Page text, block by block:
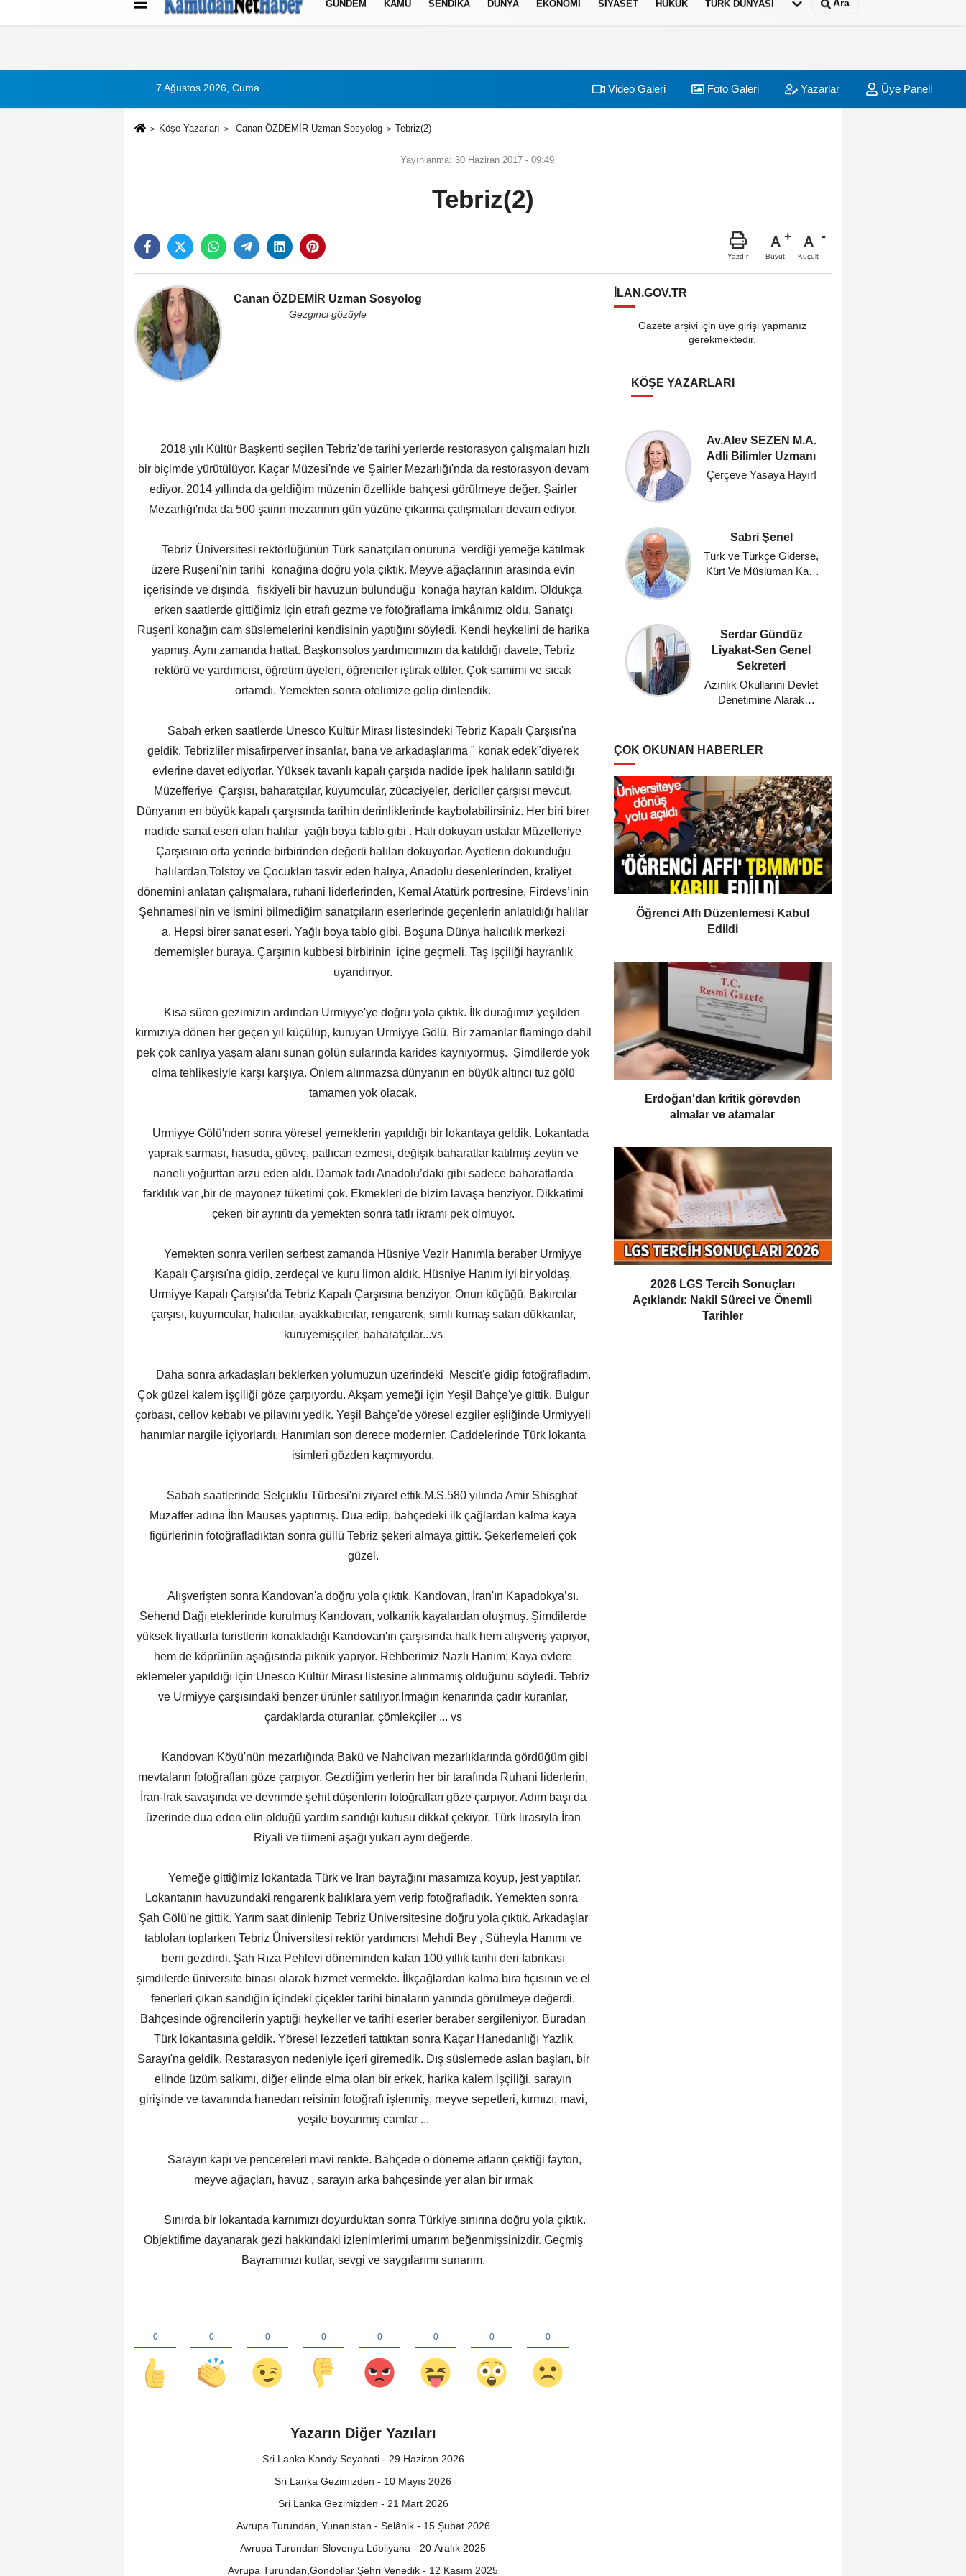
Künye İletişim Çerez Politikası
GÜNDEM KAMU SENDİKA DÜNYA EKONOMİ SİYASET HUKUK TÜRK DÜNYASI Ara
7 Ağustos 2026, Cuma Video Galeri Foto Galeri Yazarlar Üye Paneli
Köşe Yazarları Canan ÖZDEMİR Uzman Sosyolog Tebriz(2)
Yayınlanma: 30 Haziran 2017 - 09:49
Tebriz(2)
Yazdır
A
Büyüt
A
Küçült
Canan ÖZDEMİR Uzman Sosyolog
Gezginci gözüyle
2018 yılı Kültür Başkenti seçilen Tebriz'de tarihi yerlerde restorasyon çalışmaları hızlı
bir biçimde yürütülüyor. Kaçar Müzesi'nde ve Şairler Mezarlığı'nda da restorasyon devam
ediyor. 2014 yıllında da geldiğim müzenin özellikle bahçesi görülmeye değer. Şairler
Mezarlığı'nda da 500 şairin mezarının gün yüzüne çıkarma çalışmaları devam ediyor.
Tebriz Üniversitesi rektörlüğünün Türk sanatçıları onuruna verdiği yemeğe katılmak
üzere Ruşeni'nin tarihi konağına doğru yola çıktık. Meyve ağaçlarının arasında evin
içerisinde ve dışında fıskiyeli bir havuzun bulunduğu konağa hayran kaldım. Oldukça
erken saatlerde gittiğimiz için etrafı gezme ve fotoğraflama imkânımız oldu. Sanatçı
Ruşeni konağın cam süslemelerini kendisinin yaptığını söyledi. Kendi heykelini de harika
yapmış. Aynı zamanda hattat. Başkonsolos yardımcımızın da katıldığı davete, Tebriz
rektörü ve yardımcısı, öğretim üyeleri, öğrenciler iştirak ettiler. Çok samimi ve sıcak
ortamdı. Yemekten sonra otelimize gelip dinlendik.
Sabah erken saatlerde Unesco Kültür Mirası listesindeki Tebriz Kapalı Çarşısı'na
geldik. Tebrizliler misafirperver insanlar, bana ve arkadaşlarıma " konak edek"diyerek
evlerine davet ediyorlar. Yüksek tavanlı kapalı çarşıda nadide ipek halıların satıldığı
Müzefferiye Çarşısı, baharatçılar, kuyumcular, zücaciyeler, dericiler çarşısı mevcut.
Dünyanın en büyük kapalı çarşısında tarihin derinliklerinde kaybolabilirsiniz. Her biri birer
nadide sanat eseri olan halılar yağlı boya tablo gibi . Halı dokuyan ustalar Müzefferiye
Çarşısının orta yerinde birbirinden değerli halıları dokuyorlar. Ayetlerin dokunduğu
halılardan,Tolstoy ve Çocukları tasvir eden halıya, Anadolu desenlerinden, kraliyet
dönemini anlatan çalışmalara, ruhani liderlerinden, Kemal Atatürk portresine, Firdevs’inin
Şehnamesi'nin ve ismini bilmediğim sanatçıların eserlerinde geçenlerin anlatıldığı halılar
a. Hepsi birer sanat eseri. Yağlı boya tablo gibi. Boşuna Dünya halıcılık merkezi
dememişler buraya. Çarşının kubbesi birbirinin içine geçmeli. Taş işçiliği hayranlık
uyandırıyor.
Kısa süren gezimizin ardından Urmiyye'ye doğru yola çıktık. İlk durağımız yeşilden
kırmızıya dönen her geçen yıl küçülüp, kuruyan Urmiyye Gölü. Bir zamanlar flamingo dahil
pek çok canlıya yaşam alanı sunan gölün sularında karides kaynıyormuş. Şimdilerde yok
olma tehlikesiyle karşı karşıya. Önlem alınmazsa dünyanın en büyük altıncı tuz gölü
tamamen yok olacak.
Urmiyye Gölü'nden sonra yöresel yemeklerin yapıldığı bir lokantaya geldik. Lokantada
yaprak sarması, hasuda, güveç, patlıcan ezmesi, değişik baharatlar katılmış zeytin ve
naneli yoğurttan arzu eden aldı. Damak tadı Anadolu’daki gibi sadece baharatlarda
farklılık var ,bir de mayonez tüketimi çok. Ekmekleri de bizim lavaşa benziyor. Dikkatimi
çeken bir ayrıntı da yemekten sonra tatlı ikramı pek olmuyor.
Yemekten sonra verilen serbest zamanda Hüsniye Vezir Hanımla beraber Urmiyye
Kapalı Çarşısı'na gidip, zerdeçal ve kuru limon aldık. Hüsniye Hanım iyi bir yoldaş.
Urmiyye Kapalı Çarşısı'da Tebriz Kapalı Çarşısına benziyor. Onun küçüğü. Bakırcılar
çarşısı, kuyumcular, halıcılar, ayakkabıcılar, rengarenk, simli kumaş satan dükkanlar,
kuruyemişçiler, baharatçılar...vs
Daha sonra arkadaşları beklerken yolumuzun üzerindeki Mescit'e gidip fotoğrafladım.
Çok güzel kalem işçiliği göze çarpıyordu. Akşam yemeği için Yeşil Bahçe'ye gittik. Bulgur
çorbası, cellov kebabı ve pilavını yedik. Yeşil Bahçe'de yöresel ezgiler eşliğinde Urmiyyeli
hanımlar nargile içiyorlardı. Hanımları son derece modernler. Caddelerinde Türk lokanta
isimleri gözden kaçmıyordu.
Sabah saatlerinde Selçuklu Türbesi'ni ziyaret ettik.M.S.580 yılında Amir Shisghat
Muzaffer adına İbn Mauses yaptırmış. Dua edip, bahçedeki ilk çağlardan kalma kaya
figürlerinin fotoğrafladıktan sonra güllü Tebriz şekeri almaya gittik. Şekerlemeleri çok
güzel.
Alışverişten sonra Kandovan'a doğru yola çıktık. Kandovan, İran'ın Kapadokya’sı.
Sehend Dağı eteklerinde kurulmuş Kandovan, volkanik kayalardan oluşmuş. Şimdilerde
yüksek fiyatlarla turistlerin konakladığı Kandovan'ın çarşısında halk hem alışveriş yapıyor,
hem de köprünün aşağısında piknik yapıyor. Rehberimiz Nazlı Hanım; Kaya evlere
eklemeler yapıldığı için Unesco Kültür Mirası listesine alınmamış olduğunu söyledi. Tebriz
ve Urmiyye çarşısındaki benzer ürünler satılıyor.Irmağın kenarında çadır kuranlar,
çardaklarda oturanlar, çömlekçiler ... vs
Kandovan Köyü'nün mezarlığında Bakü ve Nahcivan mezarlıklarında gördüğüm gibi
mevtaların fotoğrafları göze çarpıyor. Gezdiğim yerlerin her bir tarafında Ruhani liderlerin,
İran-Irak savaşında ve devrimde şehit düşenlerin fotoğrafları göze çarpıyor. Adım başı da
üzerinde dua eden elin olduğü yardım sandığı kutusu dikkat çekiyor. Türk lirasıyla İran
Riyali ve tümeni aşağı yukarı aynı değerde.
Yemeğe gittiğimiz lokantada Türk ve Iran bayrağını masamıza koyup, jest yaptılar.
Lokantanın havuzundaki rengarenk balıklara yem verip fotoğrafladık. Yemekten sonra
Şah Gölü'ne gittik. Yarım saat dinlenip Tebriz Üniversitesine doğru yola çıktık. Arkadaşlar
tabloları toplarken Tebriz Üniversitesi rektör yardımcısı Mehdi Bey , Süheyla Hanımı ve
beni gezdirdi. Şah Rıza Pehlevi döneminden kalan 100 yıllık tarihi deri fabrikası
şimdilerde üniversite binası olarak hizmet vermekte. İlkçağlardan kalma bira fıçısının ve el
fenerleri çıkan sandığın içindeki çiçekler tarihi binaların yanında görülmeye değerdi.
Bahçesinde öğrencilerin yaptığı heykeller ve tarihi eserler beraber sergileniyor. Buradan
Türk lokantasına geldik. Yöresel lezzetleri tattıktan sonra Kaçar Hanedanlığı Yazlık
Sarayı'na geldik. Restarasyon nedeniyle içeri giremedik. Dış süslemede aslan başları, bir
elinde üzüm salkımı, diğer elinde elma olan bir erkek, harika kalem işçiliği, sarayın
girişinde ve tavanında hanedan reisinin fotoğrafı işlenmiş, meyve sepetleri, kırmızı, mavi,
yeşile boyanmış camlar ...
Sarayın kapı ve pencereleri mavi renkte. Bahçede o döneme atların çektiği fayton,
meyve ağaçları, havuz , sarayın arka bahçesinde yer alan bir ırmak
Sınırda bir lokantada karnımızı doyurduktan sonra Türkiye sınırına doğru yola çıktık.
Objektifime dayanarak gezi hakkındaki izlenimlerimi umarım beğenmişsinizdir. Geçmiş
Bayramınızı kutlar, sevgi ve saygılarımı sunarım.
Yazarın Diğer Yazıları
Sri Lanka Kandy Seyahati - 29 Haziran 2026
Sri Lanka Gezimizden - 10 Mayıs 2026
Sri Lanka Gezimizden - 21 Mart 2026
Avrupa Turundan, Yunanistan - Selânik - 15 Şubat 2026
Avrupa Turundan Slovenya Lübliyana - 20 Aralık 2025
Avrupa Turundan,Gondollar Şehri Venedik - 12 Kasım 2025
ILAN.GOV.TR
Gazete arşivi için üye girişi yapmanız
gerekmektedir.
KÖŞE YAZARLARI
Kutlu Rüyalar Görmeliyiz
Destanlar Burcundayım!
Şevket Sezer
Türklerde Hayvan
Sevgisi Ve Mancacılık
Av.Alev SEZEN M.A.
Adli Bilimler Uzmanı
Çerçeve Yasaya Hayır!
Sabri Şenel
Türk ve Türkçe Giderse,
Kürt Ve Müslüman Kalır
Serdar Gündüz
Liyakat-Sen Genel
Sekreteri
Azınlık Okullarını Devlet
Denetimine Alarak
Mustafa Kemal Atatürk'e
ÇOK OKUNAN HABERLER
Öğrenci Affı Düzenlemesi Kabul
Edildi
Erdoğan'dan kritik görevden
almalar ve atamalar
2026 LGS Tercih Sonuçları
Açıklandı: Nakil Süreci ve Önemli
Tarihler